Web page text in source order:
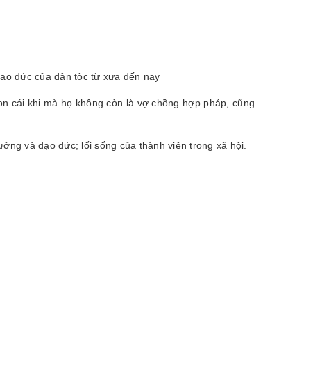
đức của dân tộc từ xưa đến nay
cái khi mà họ không còn là vợ chồng hợp pháp, cũng
và đạo đức; lối sống của thành viên trong xã hội.